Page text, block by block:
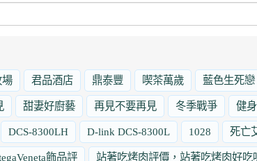
場 君品酒店 鼎泰豐 喫茶萬歲 藍色生死戀
甜妻好廚藝 再見不要再見 冬季戰爭 健
DCS-8300LH D-link DCS-8300L 1028 死亡
飾品評 站著吃烤肉評價，站著吃烤肉好吃